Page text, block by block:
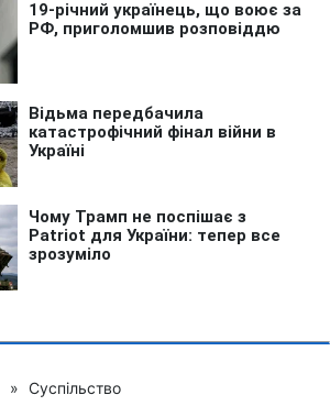
» Суспільство